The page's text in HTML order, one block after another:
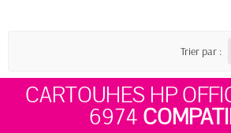
Trier par :
CARTOUHES HP
6974